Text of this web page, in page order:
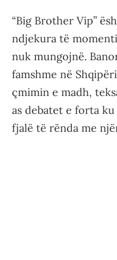
“Big Brother Vip”
ndjekura të
nuk mungojnë.
famshme në
çmimin e madh,
as debatet e forta
fjalë të rënda me